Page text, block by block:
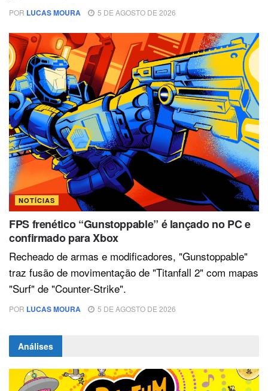
POR LUCAS MOURA 5 DE AGOSTO DE 2026
NOTÍCIAS
FPS frenético “Gunstoppable” é lançado no PC e
confirmado para Xbox
Recheado de armas e modificadores, "Gunstoppable"
traz fusão de movimentação de "Titanfall 2" com mapas
"Surf" de "Counter-Strike".
POR LUCAS MOURA 5 DE AGOSTO DE 2026
Análises